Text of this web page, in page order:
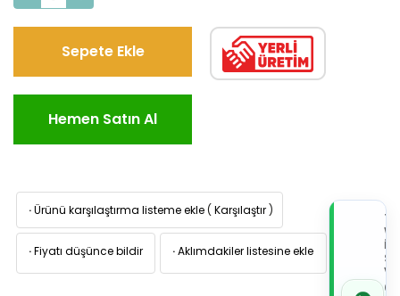
Sepete Ekle
Hemen Satın Al
·Ürünü karşılaştırma listeme ekle ( Karşılaştır )
·Fiyatı düşünce bildir ·Aklımdakiler listesine ekle
İLE